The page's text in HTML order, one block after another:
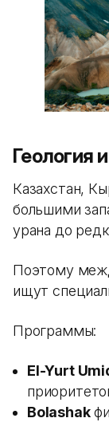
Геология
Казахстан,
большими
урана до
Поэтому
ищут
Программы:
El-Yurt
Bolashak